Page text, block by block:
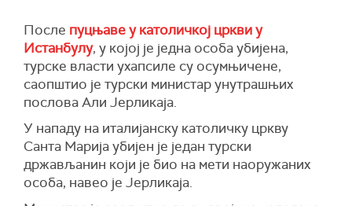
После пуцњаве у католичкој цркви у
Истанбулу, у којој је једна особа убијена,
турске власти ухапсиле су осумњичене,
саопштио је турски министар унутрашњих
послова Али Јерликаја.
У нападу на италијанску католичку цркву
Санта Марија убијен је један турски
држављанин који је био на мети наоружаних
особа, навео је Јерликаја.